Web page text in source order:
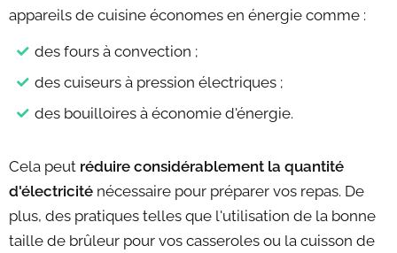
appareils de cuisine économes en énergie comme :
des fours à convection ;
des cuiseurs à pression électriques ;
des bouilloires à économie d'énergie.
Cela peut réduire considérablement la quantité
d'électricité nécessaire pour préparer vos repas. De
plus, des pratiques telles que l'utilisation de la bonne
taille de brûleur pour vos casseroles ou la cuisson de